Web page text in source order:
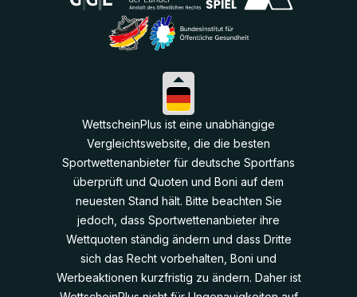
WettscheinPlus ist eine unabhängige
Vergleichtswebsite, die die besten
Sportwettenanbieter für deutsche Sportfans
überprüft und Quoten und Boni auf dem
neuesten Stand hält. Bitte beachten Sie
jedoch, dass Sportwettenanbieter ihre
Wettquoten ständig ändern und dass Dritte
sich das Recht vorbehalten, Boni und
Werbeaktionen kurzfristig zu ändern. Daher ist